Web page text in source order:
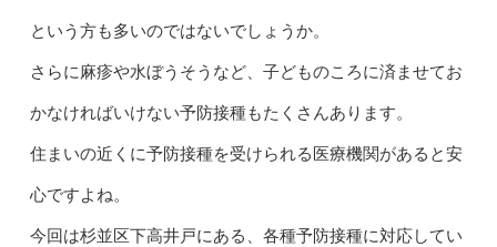
という方も多いのではないでしょうか。
さらに麻疹や水ぼうそうなど、子どものころに済ませてお
かなければいけない予防接種もたくさんあります。
住まいの近くに予防接種を受けられる医療機関があると安
心ですよね。
今回は杉並区下高井戸にある、各種予防接種に対応してい